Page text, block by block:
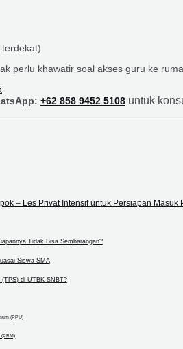
perlu khawatir soal akses guru ke
+62 858 9452 5108 untuk
– Les Privat Intensif untuk Persiapan Masuk
Tidak Bisa Sembarangan?
Siswa SMA
di UTBK SNBT?
(PPU)
(PBM)